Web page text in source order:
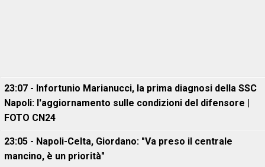
23:07 - Infortunio Marianucci, la prima diagnosi della SSC
Napoli: l'aggiornamento sulle condizioni del difensore |
FOTO CN24
23:05 - Napoli-Celta, Giordano: "Va preso il centrale
mancino, è un priorità"